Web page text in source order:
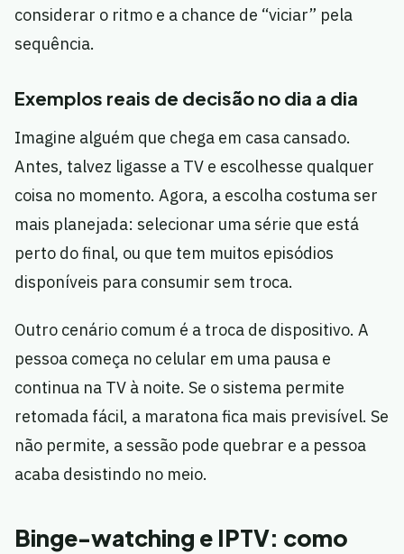
considerar o ritmo e a chance de “viciar” pela
sequência.
Exemplos reais de decisão no dia a dia
Imagine alguém que chega em casa cansado.
Antes, talvez ligasse a TV e escolhesse qualquer
coisa no momento. Agora, a escolha costuma ser
mais planejada: selecionar uma série que está
perto do final, ou que tem muitos episódios
disponíveis para consumir sem troca.
Outro cenário comum é a troca de dispositivo. A
pessoa começa no celular em uma pausa e
continua na TV à noite. Se o sistema permite
retomada fácil, a maratona fica mais previsível. Se
não permite, a sessão pode quebrar e a pessoa
acaba desistindo no meio.
Binge-watching e IPTV: como